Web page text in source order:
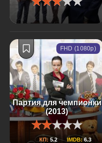
Партия для чемпионки
(2013)
КП: 5.2 IMDB: 6.3
FHD (1080p)